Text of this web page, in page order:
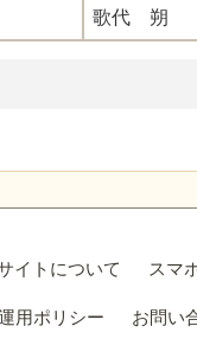
歌代 朔
イトについて スマ
用ポリシー お問い